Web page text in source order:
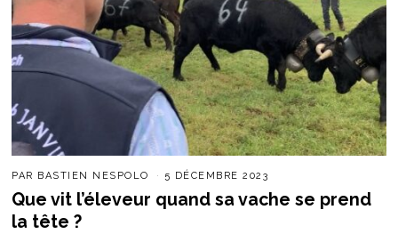
PAR BASTIEN NESPOLO 5 DÉCEMBRE 2023
Que vit l’éleveur quand sa vache se prend
la tête ?